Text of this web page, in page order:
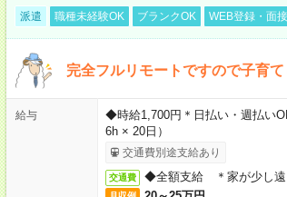
派遣 職種未経験OK ブランクOK WEB登録・面
完全フルリモートですので子育
給与
◆時給1,700円＊日払い・週払い
6h × 20日）
交通費別途支給あり
交通費 ◆全額支給 ＊家が少し遠